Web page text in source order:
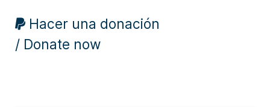
Hacer una donación
/ Donate now